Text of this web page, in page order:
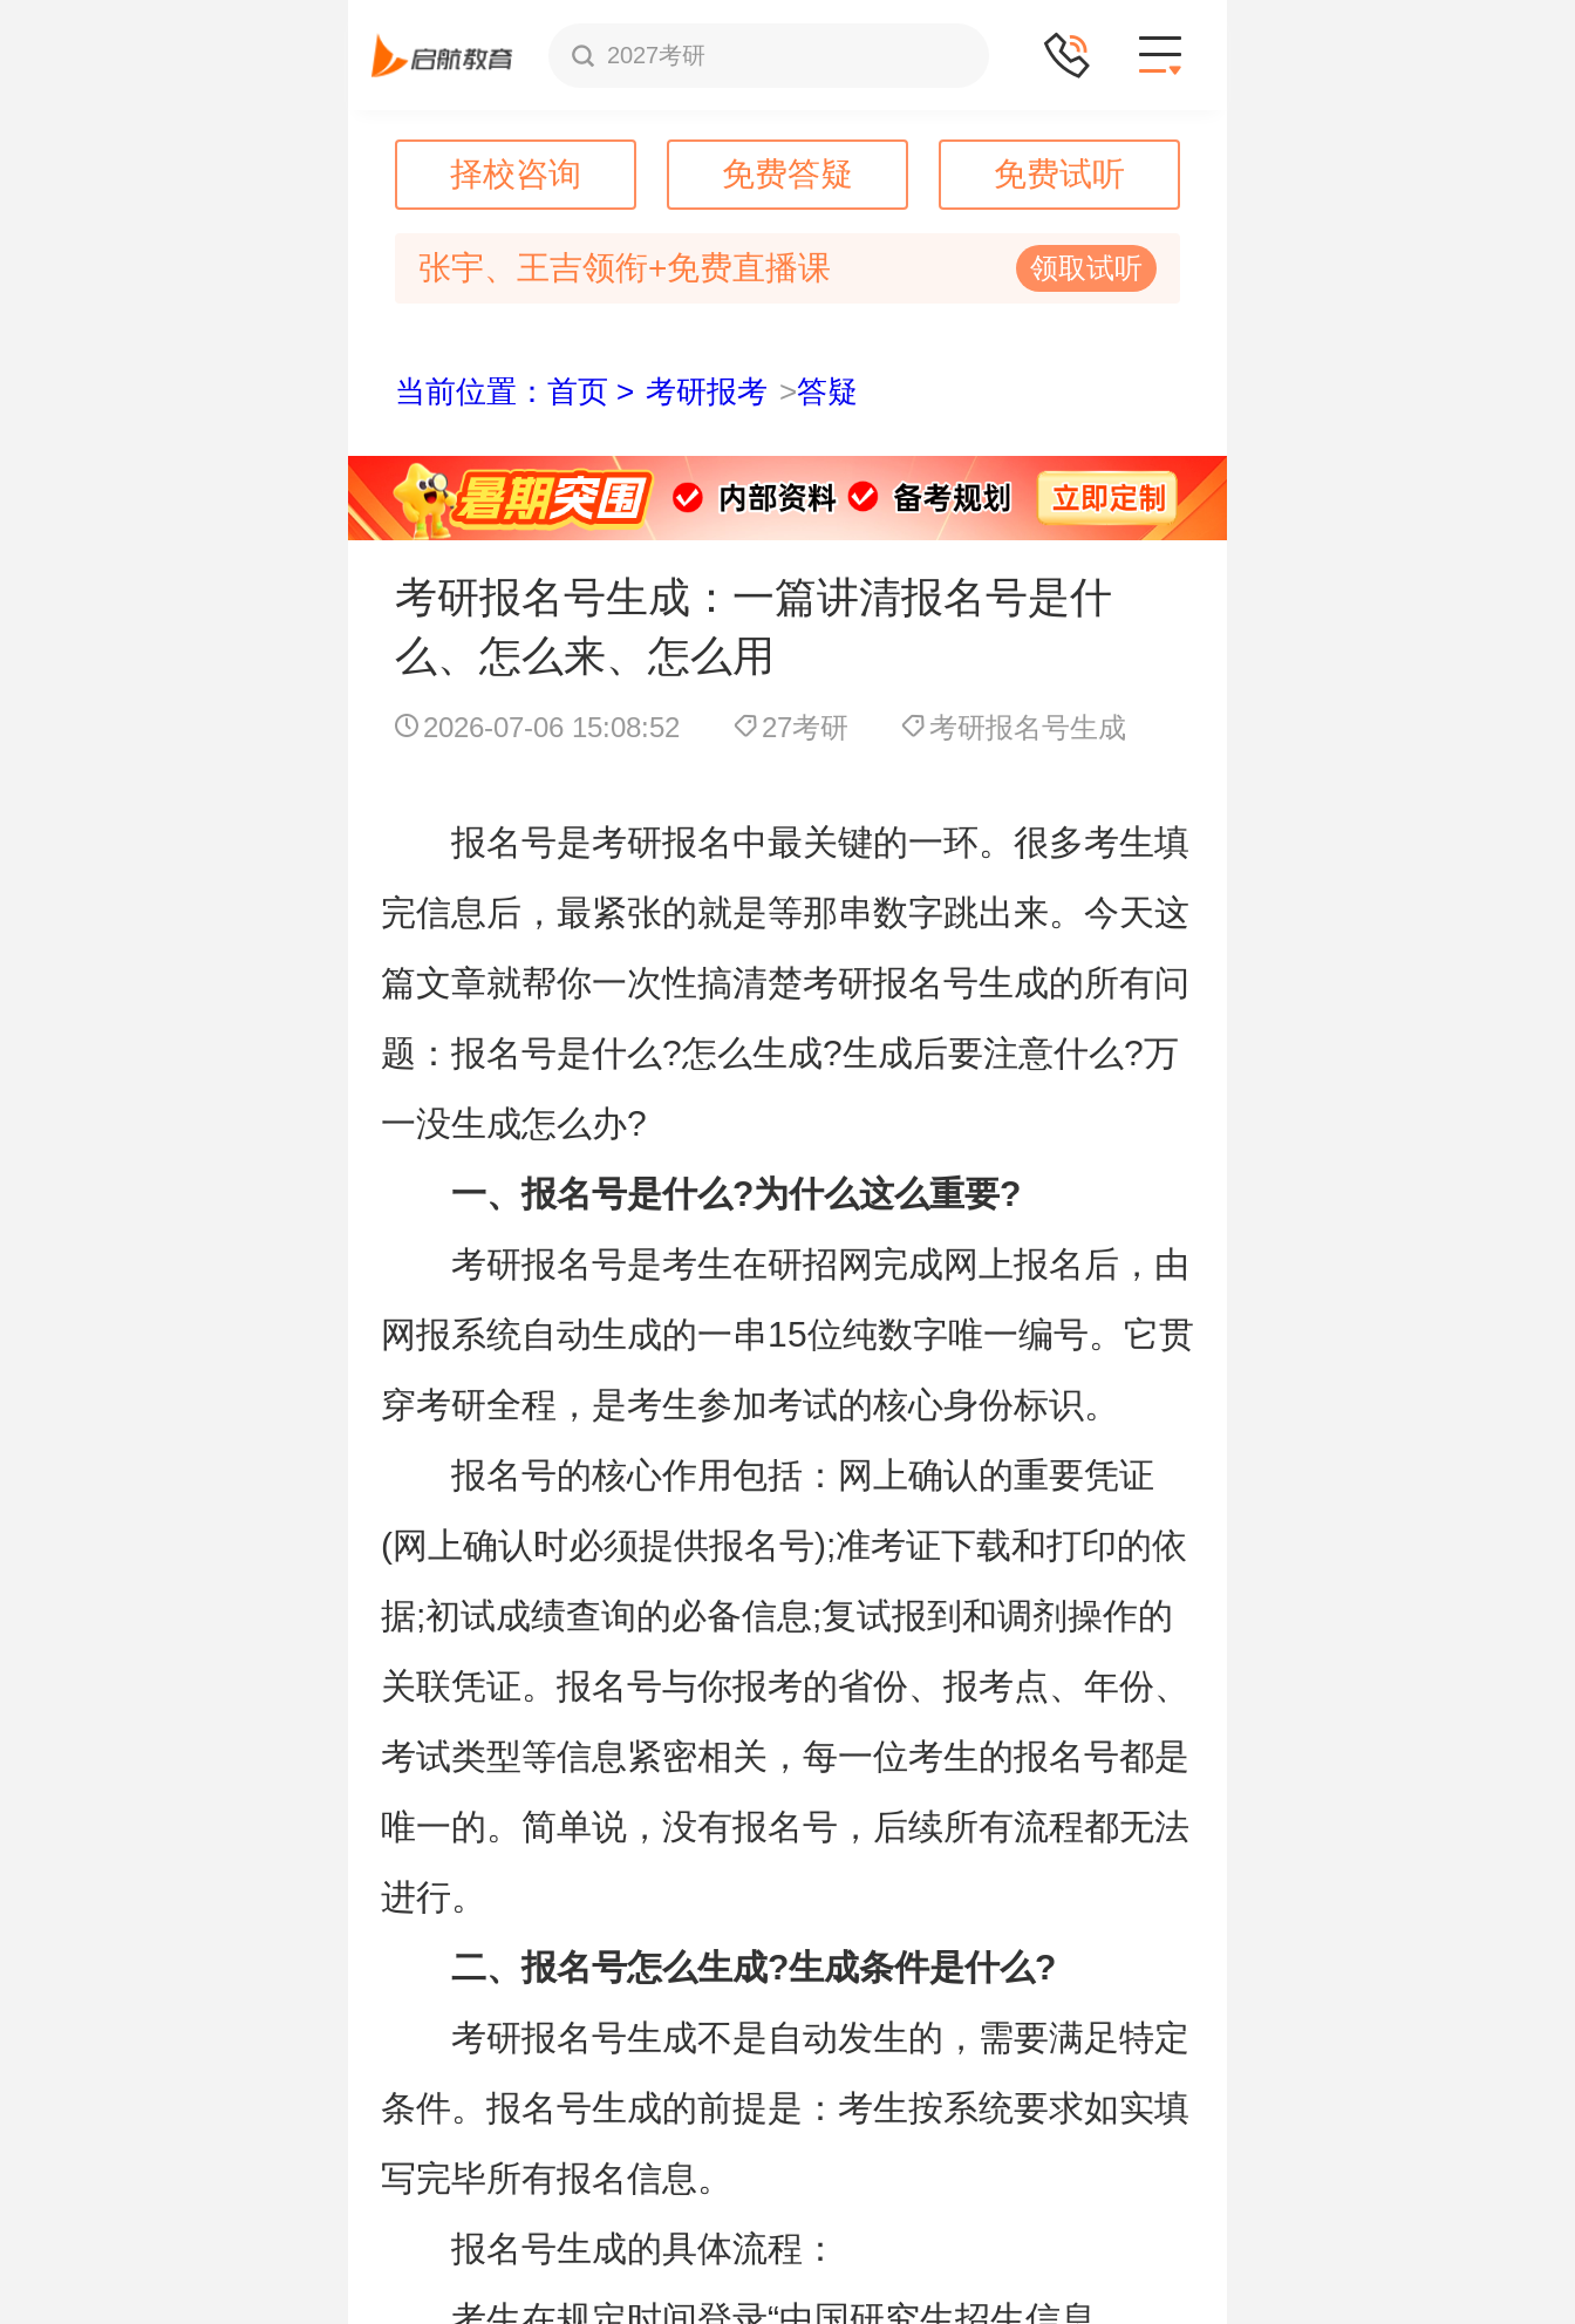
2027考研
择校咨询 免费答疑 免费试听
张宇、王吉领衔+免费直播课 领取试听
当前位置：首页 > 考研报考 >答疑
考研报名号生成：一篇讲清报名号是什
么、怎么来、怎么用
2026-07-06 15:08:52 27考研 考研报名号生成
报名号是考研报名中最关键的一环。很多考生填
完信息后，最紧张的就是等那串数字跳出来。今天这
篇文章就帮你一次性搞清楚考研报名号生成的所有问
题：报名号是什么?怎么生成?生成后要注意什么?万
一没生成怎么办?
一、报名号是什么?为什么这么重要?
考研报名号是考生在研招网完成网上报名后，由
网报系统自动生成的一串15位纯数字唯一编号。它贯
穿考研全程，是考生参加考试的核心身份标识。
报名号的核心作用包括：网上确认的重要凭证
(网上确认时必须提供报名号);准考证下载和打印的依
据;初试成绩查询的必备信息;复试报到和调剂操作的
关联凭证。报名号与你报考的省份、报考点、年份、
考试类型等信息紧密相关，每一位考生的报名号都是
唯一的。简单说，没有报名号，后续所有流程都无法
进行。
二、报名号怎么生成?生成条件是什么?
考研报名号生成不是自动发生的，需要满足特定
条件。报名号生成的前提是：考生按系统要求如实填
写完毕所有报名信息。
报名号生成的具体流程：